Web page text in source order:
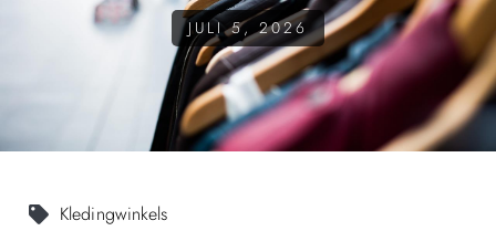
JULI 5, 2026
Kledingwinkels